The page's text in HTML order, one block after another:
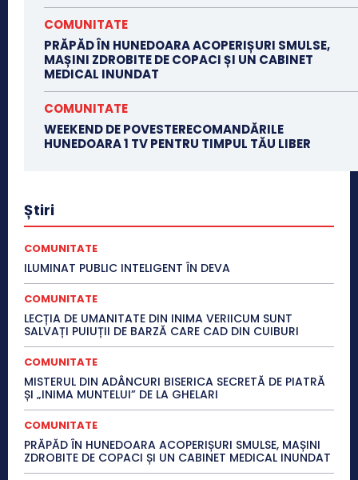
COMUNITATE
PRĂPĂD ÎN HUNEDOARA ACOPERIȘURI SMULSE,
MAȘINI ZDROBITE DE COPACI ȘI UN CABINET
MEDICAL INUNDAT
COMUNITATE
WEEKEND DE POVESTERECOMANDĂRILE
HUNEDOARA 1 TV PENTRU TIMPUL TĂU LIBER
Știri
COMUNITATE
ILUMINAT PUBLIC INTELIGENT ÎN DEVA
COMUNITATE
LECȚIA DE UMANITATE DIN INIMA VERIICUM SUNT
SALVAȚI PUIUȚII DE BARZĂ CARE CAD DIN CUIBURI
COMUNITATE
MISTERUL DIN ADÂNCURI BISERICA SECRETĂ DE PIATRĂ
ȘI „INIMA MUNTELUI” DE LA GHELARI
COMUNITATE
PRĂPĂD ÎN HUNEDOARA ACOPERIȘURI SMULSE, MAȘINI
ZDROBITE DE COPACI ȘI UN CABINET MEDICAL INUNDAT